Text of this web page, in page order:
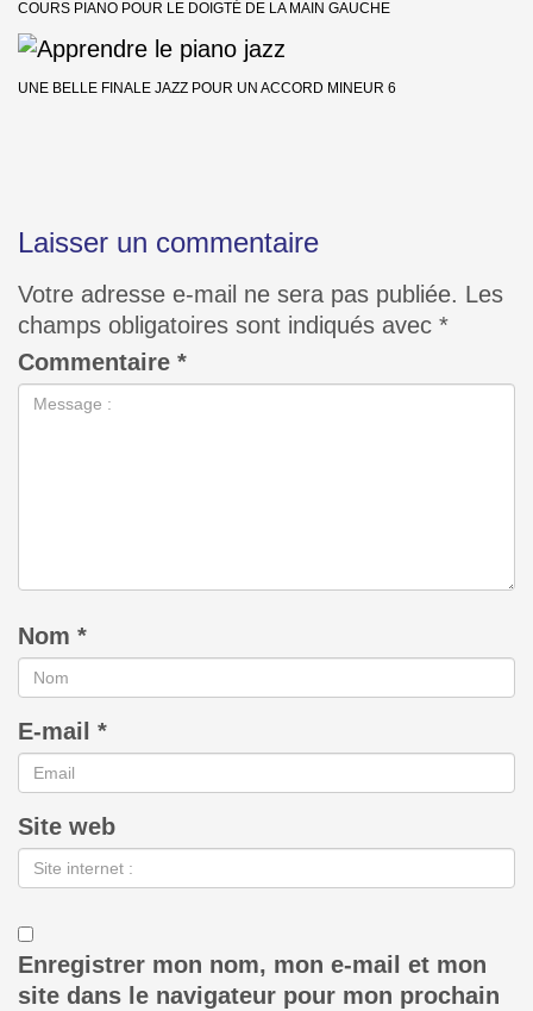
COURS PIANO POUR LE DOIGTÉ DE LA MAIN GAUCHE
UNE BELLE FINALE JAZZ POUR UN ACCORD MINEUR 6
Laisser un commentaire
Votre adresse e-mail ne sera pas publiée. Les
champs obligatoires sont indiqués avec *
Commentaire *
Nom *
E-mail *
Site web
Enregistrer mon nom, mon e-mail et mon
site dans le navigateur pour mon prochain